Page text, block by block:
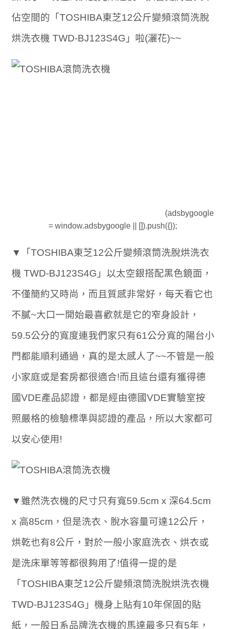
佔空間的「TOSHIBA東芝12公斤變頻滾筒洗脫
烘洗衣機 TWD-BJ123S4G」啦(灑花)~~
(adsbygoogle
= window.adsbygoogle || []).push({});
▼「TOSHIBA東芝12公斤變頻滾筒洗脫烘洗衣
機 TWD-BJ123S4G」以太空銀搭配黑色鏡面，
不僅簡約又時尚，而且質感非常好，每天看它也
不膩~大口一開始最喜歡就是它的窄身設計，
59.5公分的寬度連我們家只有61公分寬的陽台小
門都能順利通過，真的是太感人了~~不管是一般
小家庭或是套房都很適合!而且這台還有獲得德
國VDE產品認證，都是經由德國VDE實驗室按
照嚴格的檢驗標準與認證的產品，所以大家都可
以安心使用!
▼雖然洗衣機的尺寸只有寬59.5cm x 深64.5cm
x 高85cm，但是洗衣、脫水容量可達12公斤，
烘乾也有8公斤，對於一般小家庭洗衣、烘衣或
是洗床單等等都很夠用了!值得一提的是
「TOSHIBA東芝12公斤變頻滾筒洗脫烘洗衣機
TWD-BJ123S4G」機身上貼有10年保固的貼
紙，一般日系品牌洗衣機的馬達最多只有5年，